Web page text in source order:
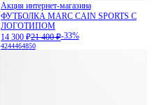
Акция интернет-магазина
ФУТБОЛКА MARC CAIN SPORTS С
ЛОГОТИПОМ
14 300 ₽21 400 ₽-33%
4244464850